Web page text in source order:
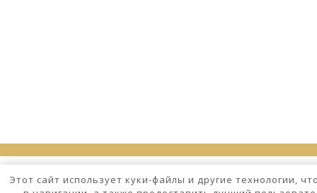
Этот сайт использует куки-файлы и другие технологии,